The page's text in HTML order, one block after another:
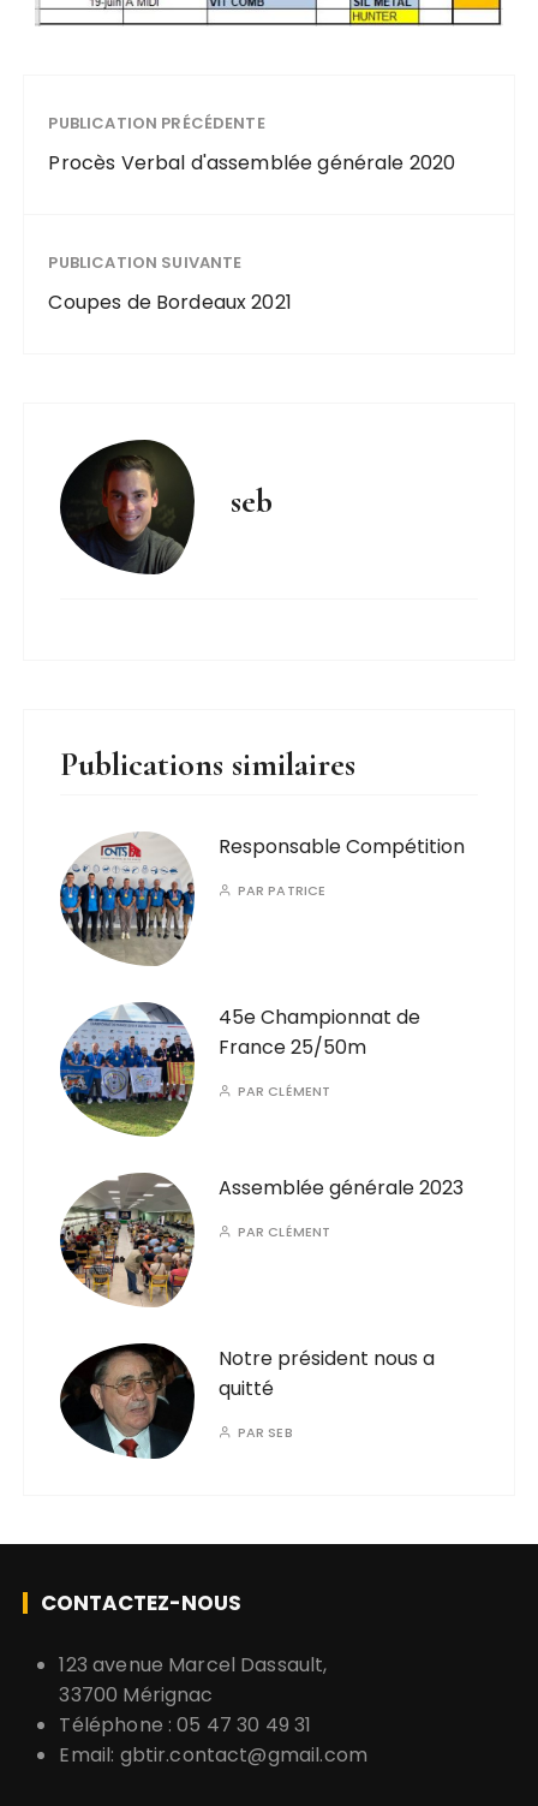
PUBLICATION PRÉCÉDENTE
Procès Verbal d'assemblée générale 2020
PUBLICATION SUIVANTE
Coupes de Bordeaux 2021
seb
Publications similaires
Responsable Compétition
PARPATRICE
45e Championnat de
France 25/50m
PAR CLÉMENT
Assemblée générale 2023
PAR CLÉMENT
Notre président nous a
quitté
PAR SEB
CONTACTEZ-NOUS
123 avenue Marcel Dassault,
33700 Mérignac
Téléphone : 05 47 30 49 31
Email: gbtir.contact@gmail.com